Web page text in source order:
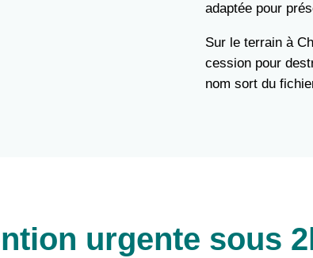
adaptée pour
Sur le terrain à
cession pour
nom sort du
urgente sous